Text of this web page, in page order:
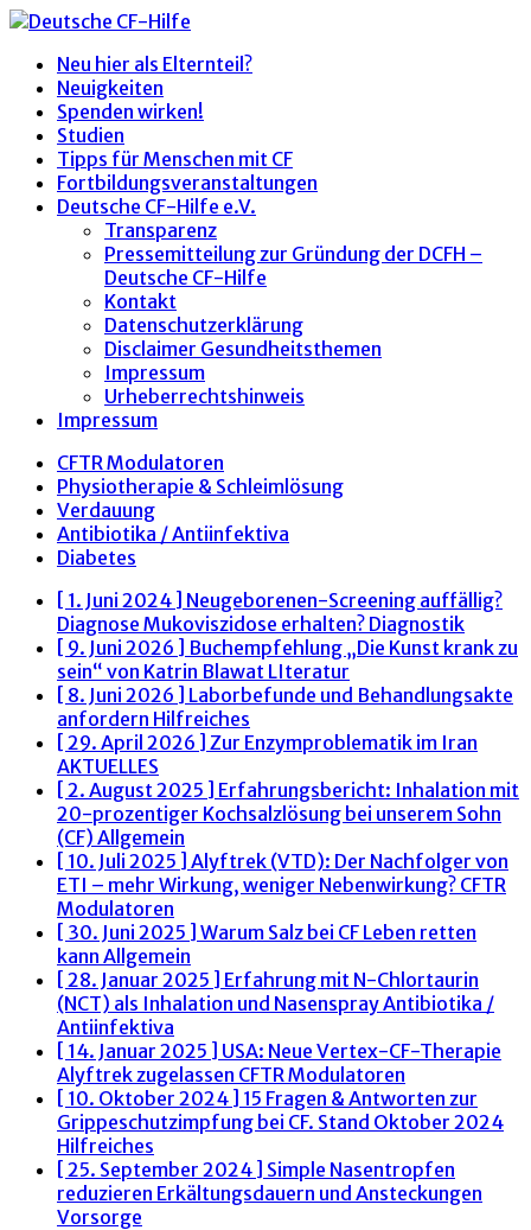
Neu hier als Elternteil?
Neuigkeiten
Spenden wirken!
Studien
Tipps für Menschen mit CF
Fortbildungsveranstaltungen
Deutsche CF-Hilfe e.V.
Transparenz
Pressemitteilung zur Gründung der DCFH –
Deutsche CF-Hilfe
Kontakt
Datenschutzerklärung
Disclaimer Gesundheitsthemen
Impressum
Urheberrechtshinweis
Impressum
CFTR Modulatoren
Physiotherapie & Schleimlösung
Verdauung
Antibiotika / Antiinfektiva
Diabetes
[ 1. Juni 2024 ] Neugeborenen-Screening auffällig?
Diagnose Mukoviszidose erhalten? Diagnostik
[ 9. Juni 2026 ] Buchempfehlung „Die Kunst krank zu
sein“ von Katrin Blawat LIteratur
[ 8. Juni 2026 ] Laborbefunde und Behandlungsakte
anfordern Hilfreiches
[ 29. April 2026 ] Zur Enzymproblematik im Iran
AKTUELLES
[ 2. August 2025 ] Erfahrungsbericht: Inhalation mit
20-prozentiger Kochsalzlösung bei unserem Sohn
(CF) Allgemein
[ 10. Juli 2025 ] Alyftrek (VTD): Der Nachfolger von
ETI – mehr Wirkung, weniger Nebenwirkung? CFTR
Modulatoren
[ 30. Juni 2025 ] Warum Salz bei CF Leben retten
kann Allgemein
[ 28. Januar 2025 ] Erfahrung mit N-Chlortaurin
(NCT) als Inhalation und NasensprayAntibiotika /
Antiinfektiva
[ 14. Januar 2025 ] USA: Neue Vertex-CF-Therapie
Alyftrek zugelassen CFTR Modulatoren
[ 10. Oktober 2024 ] 15 Fragen & Antworten zur
Grippeschutzimpfung bei CF. Stand Oktober 2024
Hilfreiches
[ 25. September 2024 ] Simple Nasentropfen
reduzieren Erkältungsdauern und Ansteckungen
Vorsorge